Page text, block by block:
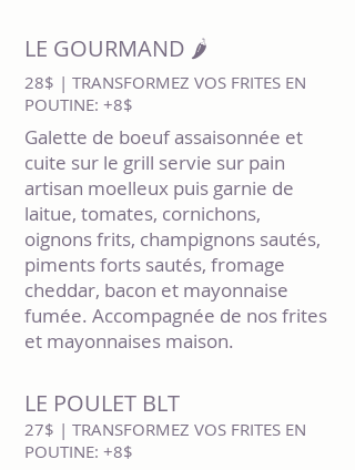
LE GOURMAND 🌶️
28$ | TRANSFORMEZ VOS FRITES EN
POUTINE: +8$
Galette de boeuf assaisonnée et
cuite sur le grill servie sur pain
artisan moelleux puis garnie de
laitue, tomates, cornichons,
oignons frits, champignons sautés,
piments forts sautés, fromage
cheddar, bacon et mayonnaise
fumée. Accompagnée de nos frites
et mayonnaises maison.
LE POULET BLT
27$ | TRANSFORMEZ VOS FRITES EN
POUTINE: +8$